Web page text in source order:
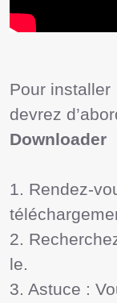
Pour installer
Downloader
1. Rendez-
2.
le.
3. Astuce :